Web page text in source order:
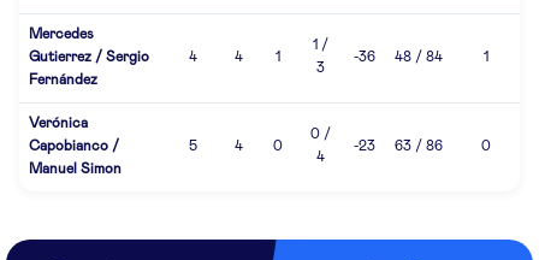
Mercedes
Gutierrez / Sergio
Fernández
4 4 1
1 /
3
-36 48 / 84 1
Verónica
Capobianco /
Manuel Simon
5 4 0
0 /
4
-23 63 / 86 0